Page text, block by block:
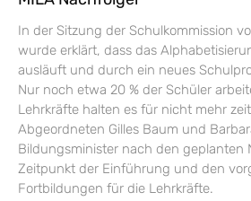
In der Sitzung der Schulkommission
wurde erklärt, dass das
ausläuft und durch ein neues
Nur noch etwa 20 % der Schüler
Lehrkräfte halten es für nicht mehr
Abgeordneten Gilles Baum und
Bildungsminister nach den geplanten
Zeitpunkt der Einführung und den
Fortbildungen für die Lehrkräfte.